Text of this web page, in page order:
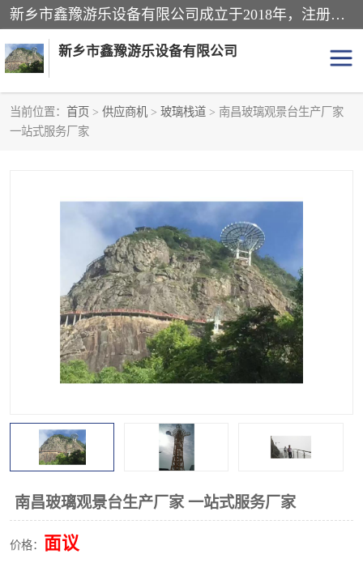
新乡市鑫豫游乐设备有限公司成立于2018年，注册地位于河南省。经营范围包括游乐设备、滑索、滑道、空中自行车、吊桥、拓展器材、攀岩器材、趣桥、悬崖秋千、网红桥、儿童乐园设备、水上乐园设备、丛林穿越设备、音乐呐喊设备、轨道滑车、栈道、玻璃滑道、观景平台、景观包装的设计、制造、销售、安装、维修，景区策划服务。
新乡市鑫豫游乐设备有限公司
当前位置： 首页 > 供应商机 > 玻璃栈道 > 南昌玻璃观景台生产厂家
一站式服务厂家
南昌玻璃观景台生产厂家 一站式服务厂家
价格： 面议
游乐设备
水上乐园设备
攀岩器材
空中自行车
玻璃滑道
观景平台 网红桥
音乐呐喊设备
玻璃栈道